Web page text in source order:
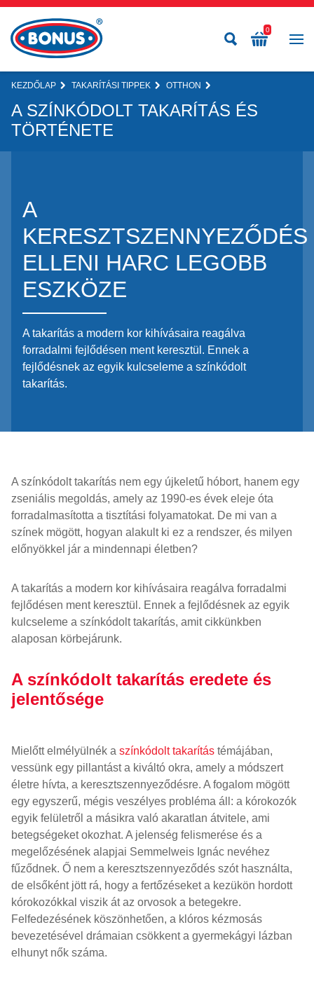
0
KEZDŐLAP TAKARÍTÁSI TIPPEK OTTHON
A SZÍNKÓDOLT TAKARÍTÁS ÉS
TÖRTÉNETE
A
KERESZTSZENNYEZŐDÉS
ELLENI HARC LEGOBB
ESZKÖZE
A takarítás a modern kor kihívásaira reagálva
forradalmi fejlődésen ment keresztül. Ennek a
fejlődésnek az egyik kulcseleme a színkódolt
takarítás.
A színkódolt takarítás nem egy újkeletű hóbort, hanem egy
zseniális megoldás, amely az 1990-es évek eleje óta
forradalmasította a tisztítási folyamatokat. De mi van a
színek mögött, hogyan alakult ki ez a rendszer, és milyen
előnyökkel jár a mindennapi életben?
A takarítás a modern kor kihívásaira reagálva forradalmi
fejlődésen ment keresztül. Ennek a fejlődésnek az egyik
kulcseleme a színkódolt takarítás, amit cikkünkben
alaposan körbejárunk.
A színkódolt takarítás eredete és
jelentősége
Mielőtt elmélyülnék a színkódolt takarítás témájában,
vessünk egy pillantást a kiváltó okra, amely a módszert
életre hívta, a keresztszennyeződésre. A fogalom mögött
egy egyszerű, mégis veszélyes probléma áll: a kórokozók
egyik felületről a másikra való akaratlan átvitele, ami
betegségeket okozhat. A jelenség felismerése és a
megelőzésének alapjai Semmelweis Ignác nevéhez
fűződnek. Ő nem a keresztszennyeződés szót használta,
de elsőként jött rá, hogy a fertőzéseket a kezükön hordott
kórokozókkal viszik át az orvosok a betegekre.
Felfedezésének köszönhetően, a klóros kézmosás
bevezetésével drámaian csökkent a gyermekágyi lázban
elhunyt nők száma.